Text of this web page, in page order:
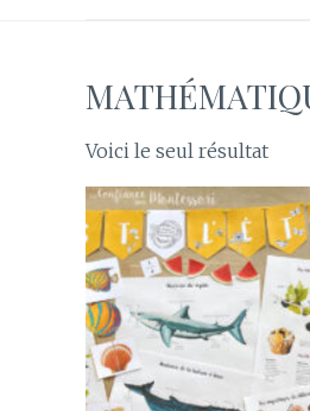
Voici le seul résultat